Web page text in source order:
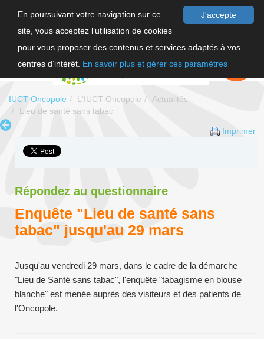
J'accepte
En poursuivant votre navigation sur ce
site, vous acceptez l’utilisation de cookies
pour vous proposer des contenus et services adaptés à vos
centres d’intérêt. En savoir plus et gérer ces paramètres
FAIRE UN
DON
IUCT Oncopole L'IUCT-Oncopole
Actualités
Lieu de santé sans tabac
Imprimer
Répondez au questionnaire
Enquête "Lieu de santé sans
tabac" jusqu'au 29 mars
Jusqu'au vendredi 29 mars, dans le cadre de la démarche
"Lieu de Santé sans tabac", l'enquête "tabagisme en blouse
blanche" est menée auprès des visiteurs et des patients de
l'Oncopole.